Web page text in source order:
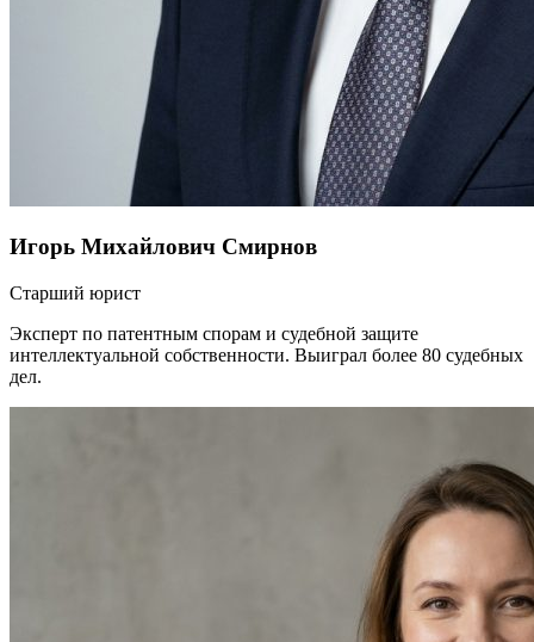
Игорь Михайлович Смирнов
Старший юрист
Эксперт по патентным спорам и судебной защите
интеллектуальной собственности. Выиграл более 80 судебных
дел.